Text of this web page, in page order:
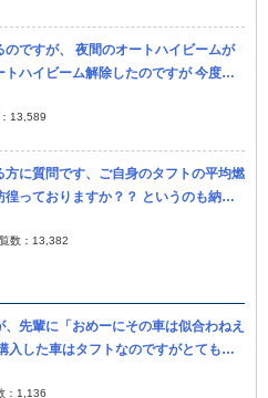
ですが、 夜間のオートハイビームが
ハイビーム解除したのですが 今度は
した 自動でライトはつくけど自動で
13,589
に質問です、ご自身のタフトの平均燃
っておりますか？？ というのも納車
ープしていました、ですがある日突然
数： 13,382
先輩に「おめーにその車は似合わねえ
入した車はタフトなのですがとても気
っと欲しくて買おうと考えていた車
： 1,136